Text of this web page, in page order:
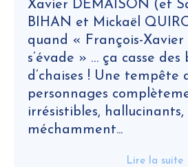
Xavier DEMAISON (et
BIHAN et Mickaël
quand « François-Xavier
s’évade » … ça casse des
d’chaises ! Une tempête
personnages
irrésistibles, hallucinants,
méchamment...
Lire la suite